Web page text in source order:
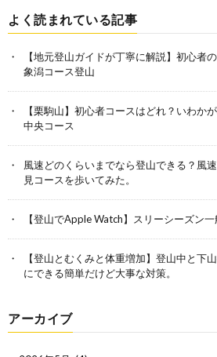
よく読まれている記事
【地元登山ガイドが丁寧に解説】初心者
象潟コース登山
【栗駒山】初心者コースはどれ？いわか
中央コース
風速どのくらいまでなら登山できる？風
見コースを歩いてみた。
【登山でApple Watch】スリーシーズン
【登山とむくみと体重増加】登山中と下
にできる簡単だけど大事な対策。
アーカイブ